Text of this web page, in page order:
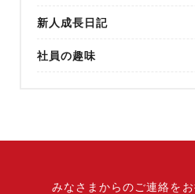
新人成長日記
社員の趣味
みなさまからのご連絡をお